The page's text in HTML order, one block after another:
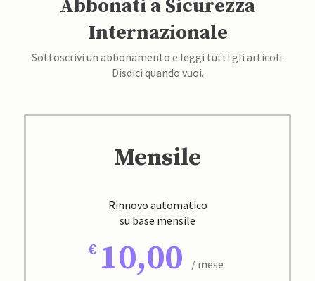
Abbonati a Sicurezza
Internazionale
Sottoscrivi un abbonamento e leggi tutti gli articoli.
Disdici quando vuoi.
Mensile
Rinnovo automatico
su base mensile
10,00 / mese